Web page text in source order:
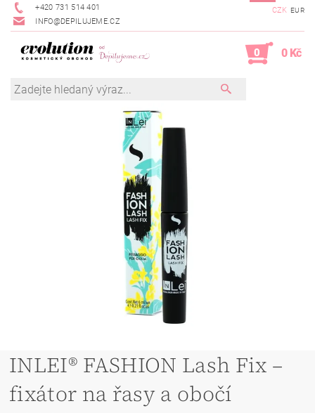
+420 731 514 401
INFO@DEPILUJEME.CZ
CZK EUR
0 0 Kč
INLEI® FASHION Lash Fix –
fixátor na řasy a obočí